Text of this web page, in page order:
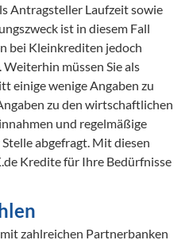
Antragsteller Laufzeit sowie
ist in diesem Fall
bei Kleinkrediten jedoch
müssen Sie als
einige wenige Angaben zu
zu den wirtschaftlichen
und regelmäßige
abgefragt. Mit diesen
Kredite für Ihre Bedürfnisse
zahlreichen Partnerbanken